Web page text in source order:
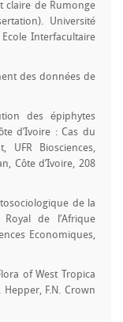
claire de Rumonge
Université
Ecole Interfacultaire
des données de
des épiphytes
d’Ivoire : Cas du
UFR Biosciences,
Côte d’Ivoire, 208
de la
de l’Afrique
Economiques,
of West Tropica
Hepper, F.N. Crown